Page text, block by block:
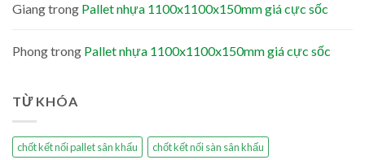
Giangtrong Pallet nhựa 1100x1100x150mm giá cực sốc
Phongtrong Pallet nhựa 1100x1100x150mm giá cực sốc
TỪ KHÓA
chốt kết nối pallet sân khấu
chốt kết nối sàn sân khấu